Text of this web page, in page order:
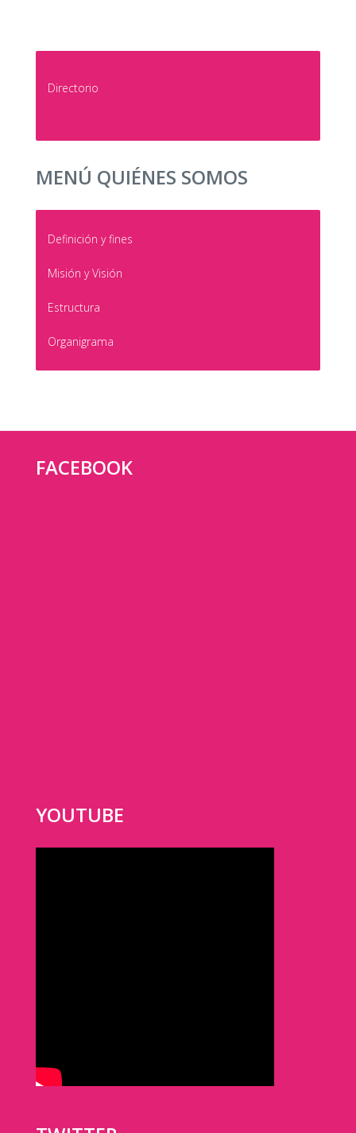
Directorio
MENÚ QUIÉNES SOMOS
Definición y fines
Misión y Visión
Estructura
Organigrama
FACEBOOK
YOUTUBE